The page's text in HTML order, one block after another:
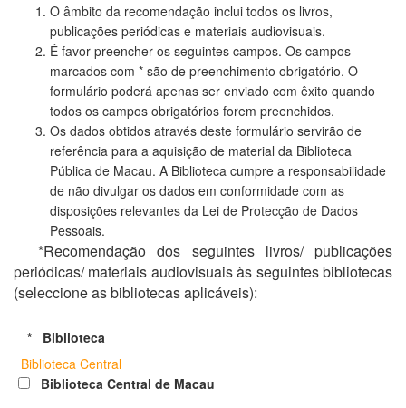
O âmbito da recomendação inclui todos os livros,
publicações periódicas e materiais audiovisuais.
É favor preencher os seguintes campos. Os campos
marcados com * são de preenchimento obrigatório. O
formulário poderá apenas ser enviado com êxito quando
todos os campos obrigatórios forem preenchidos.
Os dados obtidos através deste formulário servirão de
referência para a aquisição de material da Biblioteca
Pública de Macau. A Biblioteca cumpre a responsabilidade
de não divulgar os dados em conformidade com as
disposições relevantes da Lei de Protecção de Dados
Pessoais.
*Recomendação dos seguintes livros/ publicações
periódicas/ materiais audiovisuais às seguintes bibliotecas
(seleccione as bibliotecas aplicáveis):
* Biblioteca
Biblioteca Central
Biblioteca Central de Macau